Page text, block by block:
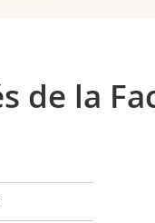
de la